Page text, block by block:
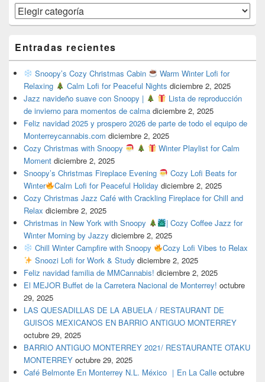
Categorías
Entradas recientes
Snoopy’s Cozy Christmas Cabin
Warm Winter Lofi for
Relaxing
Calm Lofi for Peaceful Nights diciembre 2, 2025
Jazz navideño suave con Snoopy |
Lista de reproducción
de invierno para momentos de calma diciembre 2, 2025
Feliz navidad 2025 y prospero 2026 de parte de todo el equipo de
Monterreycannabis.com diciembre 2, 2025
Cozy Christmas with Snoopy
Winter Playlist for Calm
Moment diciembre 2, 2025
Snoopy’s Christmas Fireplace Evening
Cozy Lofi Beats for
Winter
Calm Lofi for Peaceful Holiday diciembre 2, 2025
Cozy Christmas Jazz Café with Crackling Fireplace for Chill and
Relax diciembre 2, 2025
Christmas in New York with Snoopy
| Cozy Coffee Jazz for
Winter Morning by Jazzy diciembre 2, 2025
Chill Winter Campfire with Snoopy
Cozy Lofi Vibes to Relax
Snoozi Lofi for Work & Study diciembre 2, 2025
Feliz navidad familia de MMCannabis! diciembre 2, 2025
El MEJOR Buffet de la Carretera Nacional de Monterrey! octubre
29, 2025
LAS QUESADILLAS DE LA ABUELA / RESTAURANT DE
GUISOS MEXICANOS EN BARRIO ANTIGUO MONTERREY
octubre 29, 2025
BARRIO ANTIGUO MONTERREY 2021/ RESTAURANTE OTAKU
MONTERREY octubre 29, 2025
Café Belmonte En Monterrey N.L. México ｜En La Calle octubre